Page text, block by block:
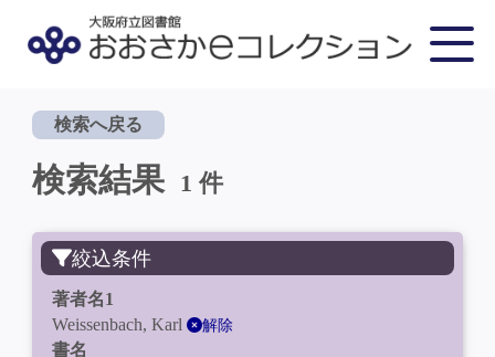
検索へ戻る
検索結果 1 件
絞込条件
著者名1
Weissenbach, Karl
解除
書名